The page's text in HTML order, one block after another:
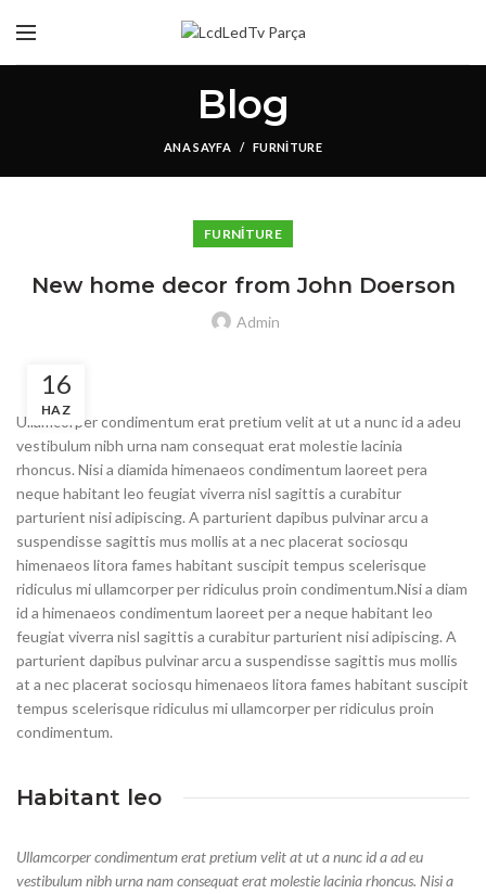
Blog
ANA SAYFA FURNITURE
FURNITURE
New home decor from John Doerson
Admin
16
HAZ
Ullamcorper condimentum erat pretium velit at ut a nunc id a adeu
vestibulum nibh urna nam consequat erat molestie lacinia
rhoncus. Nisi a diamida himenaeos condimentum laoreet pera
neque habitant leo feugiat viverra nisl sagittis a curabitur
parturient nisi adipiscing. A parturient dapibus pulvinar arcu a
suspendisse sagittis mus mollis at a nec placerat sociosqu
himenaeos litora fames habitant suscipit tempus scelerisque
ridiculus mi ullamcorper per ridiculus proin condimentum.Nisi a diam
id a himenaeos condimentum laoreet per a neque habitant leo
feugiat viverra nisl sagittis a curabitur parturient nisi adipiscing. A
parturient dapibus pulvinar arcu a suspendisse sagittis mus mollis
at a nec placerat sociosqu himenaeos litora fames habitant suscipit
tempus scelerisque ridiculus mi ullamcorper per ridiculus proin
condimentum.
Habitant leo
Ullamcorper condimentum erat pretium velit at ut a nunc id a ad eu
vestibulum nibh urna nam consequat erat molestie lacinia rhoncus. Nisi a